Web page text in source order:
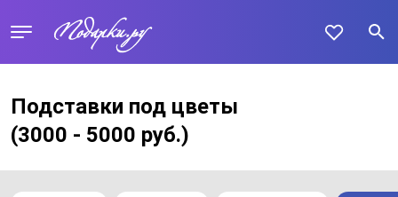
Подставки под цветы
(3000 - 5000 руб.)